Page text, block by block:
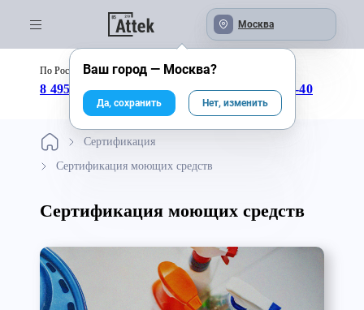
Москва
По России бесплатно:
8 495 246-04-43 8 800 333-25-40
Сертификация
Сертификация моющих средств
Сертификация моющих средств
Ваш город — Москва?
Да, сохранить Нет, изменить